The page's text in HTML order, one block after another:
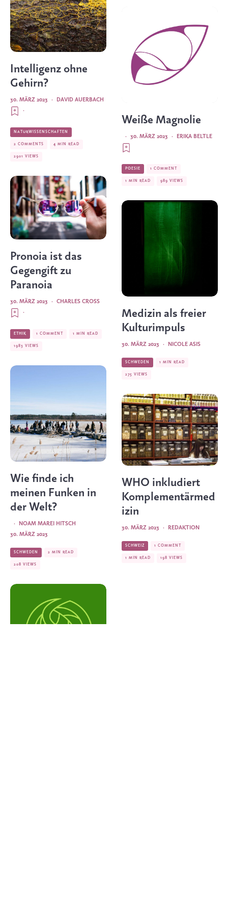
Intelligenz ohne
Gehirn?
DAVID AUERBACH
·
30. MÄRZ 2023
·
NATURWISSENSCHAFTEN
2 COMMENTS 4 MIN READ
2901 VIEWS
Pronoia ist das
Gegengift zu
Paranoia
CHARLES CROSS
·
30. MÄRZ 2023
·
ETHIK 1 COMMENT 1 MIN READ
1983 VIEWS
Wie finde ich
meinen Funken in
der Welt?
NOAM MAREI HITSCH
·
30. MÄRZ 2023
SCHWEDEN 2 MIN READ
208 VIEWS
Weiße Magnolie
ERIKA BELTLE
·
30. MÄRZ 2023
·
POESIE 1 COMMENT
1 MIN READ 989 VIEWS
Medizin als freier
Kulturimpuls
NICOLE ASIS
·
30. MÄRZ 2023
SCHWEDEN 1 MIN READ
275 VIEWS
WHO inkludiert
Komplementärmed
izin
REDAKTION
·
30. MÄRZ 2023
SCHWEIZ 1 COMMENT
1 MIN READ 198 VIEWS